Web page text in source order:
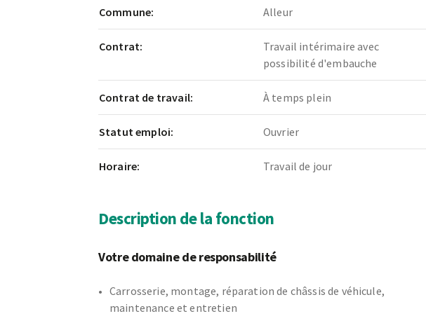
Commune: Alleur
Contrat:
Travail intérimaire avec
possibilité d'embauche
Contrat de travail: À temps plein
Statut emploi: Ouvrier
Horaire: Travail de jour
Description de la fonction
Votre domaine de responsabilité
Carrosserie, montage, réparation de châssis de véhicule,
maintenance et entretien